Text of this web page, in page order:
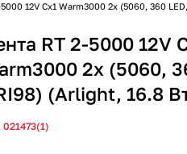
5000 12V Cx1 Warm3000 2x (5060, 360
RT 2-5000 12V
2x (5060,
(Arlight, 16.8
021473(1)